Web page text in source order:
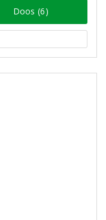
Doos (6)